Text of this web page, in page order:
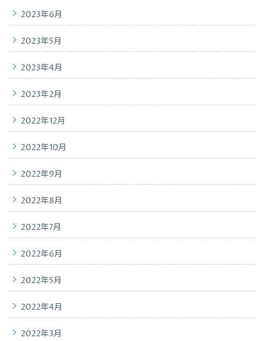
2023年6月
2023年5月
2023年4月
2023年2月
2022年12月
2022年10月
2022年9月
2022年8月
2022年7月
2022年6月
2022年5月
2022年4月
2022年3月